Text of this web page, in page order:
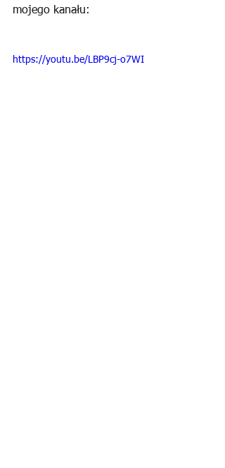
mojego kanału:
https://youtu.be/LBP9cj-o7WI